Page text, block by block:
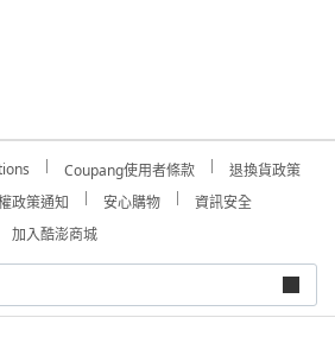
Coupang使用者條款
退換貨政策
政策通知 安心購物
資訊安全
加入酷澎商城